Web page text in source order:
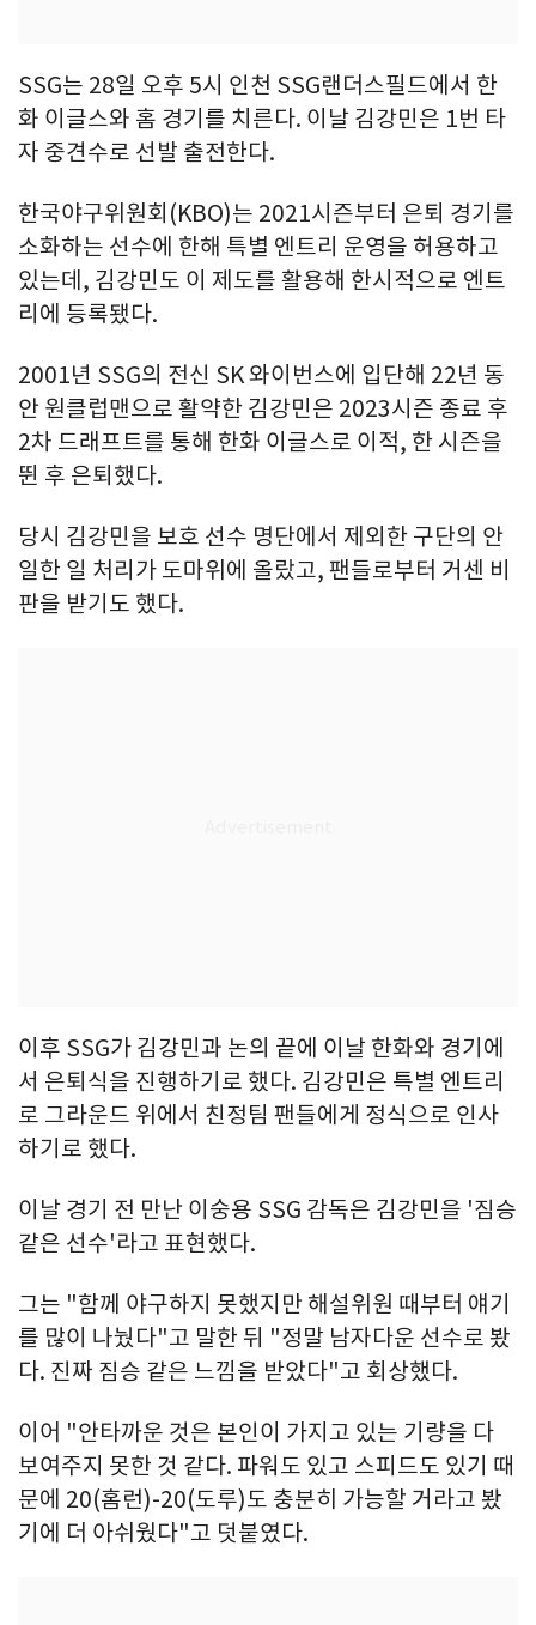
SSG는 28일 오후 5시 인천 SSG랜더스필드에서 한
화 이글스와 홈 경기를 치른다. 이날 김강민은 1번 타
자 중견수로 선발 출전한다.
한국야구위원회(KBO)는 2021시즌부터 은퇴 경기를
소화하는 선수에 한해 특별 엔트리 운영을 허용하고
있는데, 김강민도 이 제도를 활용해 한시적으로 엔트
리에 등록됐다.
2001년 SSG의 전신 SK 와이번스에 입단해 22년 동
안 원클럽맨으로 활약한 김강민은 2023시즌 종료 후
2차 드래프트를 통해 한화 이글스로 이적, 한 시즌을
뛴 후 은퇴했다.
당시 김강민을 보호 선수 명단에서 제외한 구단의 안
일한 일 처리가 도마위에 올랐고, 팬들로부터 거센 비
판을 받기도 했다.
이후 SSG가 김강민과 논의 끝에 이날 한화와 경기에
서 은퇴식을 진행하기로 했다. 김강민은 특별 엔트리
로 그라운드 위에서 친정팀 팬들에게 정식으로 인사
하기로 했다.
이날 경기 전 만난 이숭용 SSG 감독은 김강민을 '짐승
같은 선수'라고 표현했다.
그는 "함께 야구하지 못했지만 해설위원 때부터 얘기
를 많이 나눴다"고 말한 뒤 "정말 남자다운 선수로 봤
다. 진짜 짐승 같은 느낌을 받았다"고 회상했다.
이어 "안타까운 것은 본인이 가지고 있는 기량을 다
보여주지 못한 것 같다. 파워도 있고 스피드도 있기 때
문에 20(홈런)-20(도루)도 충분히 가능할 거라고 봤
기에 더 아쉬웠다"고 덧붙였다.